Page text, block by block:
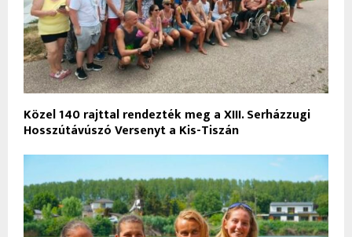
Közel 140 rajttal rendezték meg a XIII. Serházzugi
Hosszútávúszó Versenyt a Kis-Tiszán